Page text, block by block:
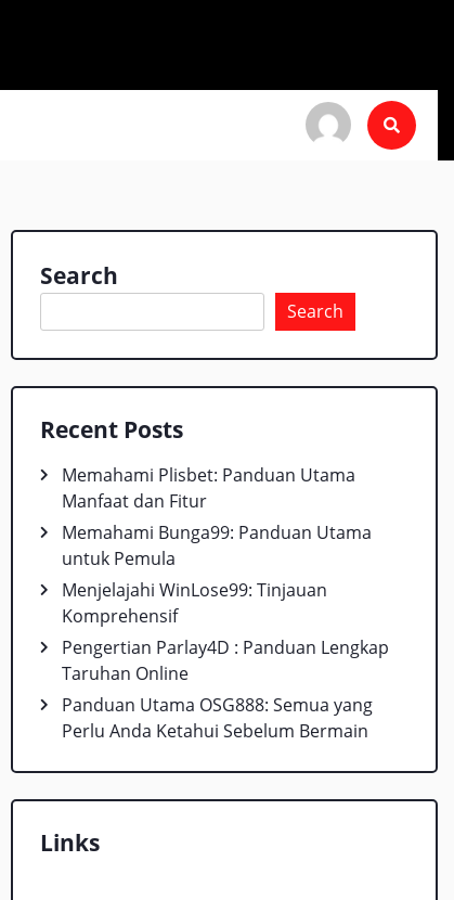
Search
Search
Recent Posts
Memahami Plisbet: Panduan Utama
Manfaat dan Fitur
Memahami Bunga99: Panduan Utama
untuk Pemula
Menjelajahi WinLose99: Tinjauan
Komprehensif
Pengertian Parlay4D : Panduan Lengkap
Taruhan Online
Panduan Utama OSG888: Semua yang
Perlu Anda Ketahui Sebelum Bermain
Links